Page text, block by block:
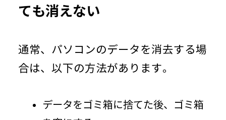
ても消えない
通常、パソコンのデータを消去する場
合は、以下の方法があります。
データをゴミ箱に捨てた後、ゴミ箱